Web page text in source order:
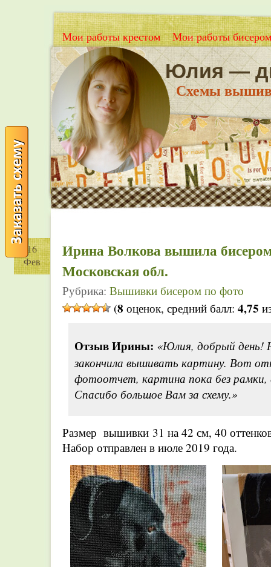
Мои работы крестом Мои работы бисером
Юлия —
Схемы
16
Фев
Ирина Волкова вышила
Московская обл.
Рубрика: Вышивки бисером по фото
(8 оценок, средний балл: 4,75
Отзыв Ирины: «Юлия, добрый день!
закончила вышивать картину. Вот
фотоотчет, картина пока без рамки,
Спасибо большое Вам за схему.»
Размер вышивки 31 на 42 см, 40
Набор отправлен в июле 2019 года.